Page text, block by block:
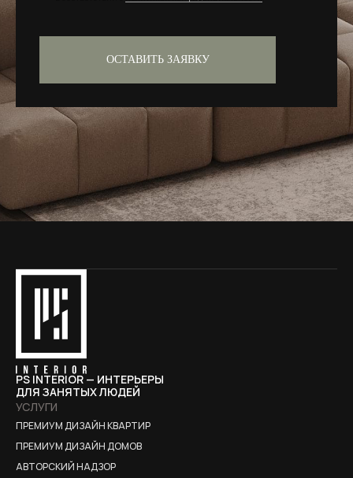
ОСТАВИТЬ ЗАЯВКУ
PS INTERIOR — ИНТЕРЬЕРЫ
ДЛЯ ЗАНЯТЫХ ЛЮДЕЙ
УСЛУГИ
ПРЕМИУМ ДИЗАЙН КВАРТИР
ПРЕМИУМ ДИЗАЙН ДОМОВ
АВТОРСКИЙ НАДЗОР